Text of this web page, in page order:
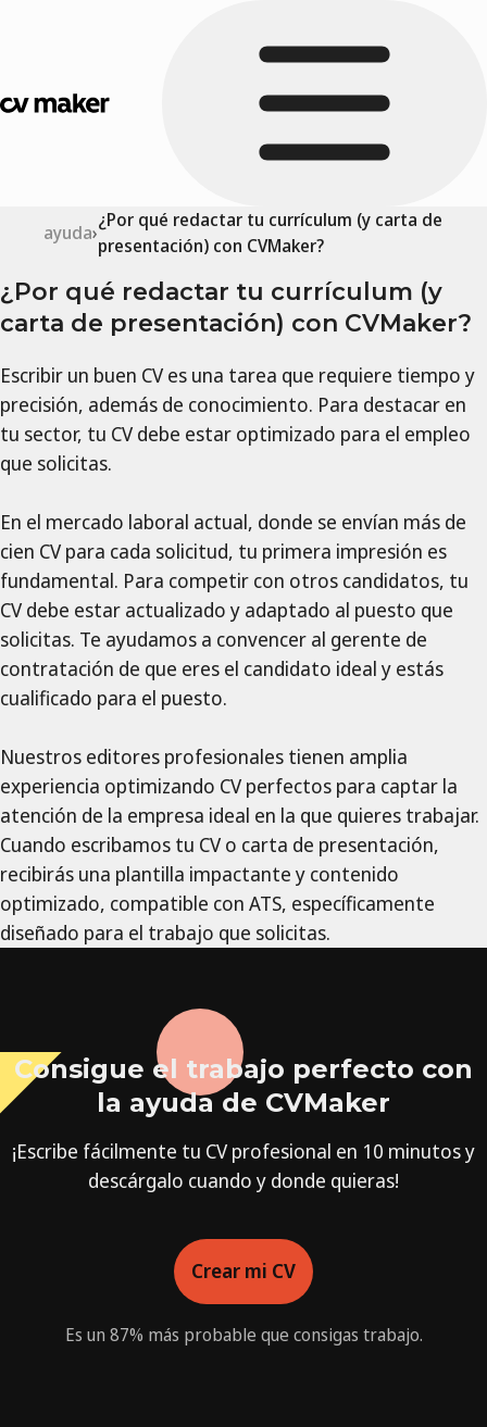
ayuda
¿Por qué redactar tu currículum (y carta de
presentación) con CVMaker?
¿Por qué redactar tu currículum (y
carta de presentación) con CVMaker?
Escribir un buen CV es una tarea que requiere tiempo y
precisión, además de conocimiento. Para destacar en
tu sector, tu CV debe estar optimizado para el empleo
que solicitas.
En el mercado laboral actual, donde se envían más de
cien CV para cada solicitud, tu primera impresión es
fundamental. Para competir con otros candidatos, tu
CV debe estar actualizado y adaptado al puesto que
solicitas. Te ayudamos a convencer al gerente de
contratación de que eres el candidato ideal y estás
cualificado para el puesto.
Nuestros editores profesionales tienen amplia
experiencia optimizando CV perfectos para captar la
atención de la empresa ideal en la que quieres trabajar.
Cuando escribamos tu CV o carta de presentación,
recibirás una plantilla impactante y contenido
optimizado, compatible con ATS, específicamente
diseñado para el trabajo que solicitas.
Consigue el trabajo perfecto con
la ayuda de CVMaker
¡Escribe fácilmente tu CV profesional en 10 minutos y
descárgalo cuando y donde quieras!
Crear mi CV
Es un 87% más probable que consigas trabajo.